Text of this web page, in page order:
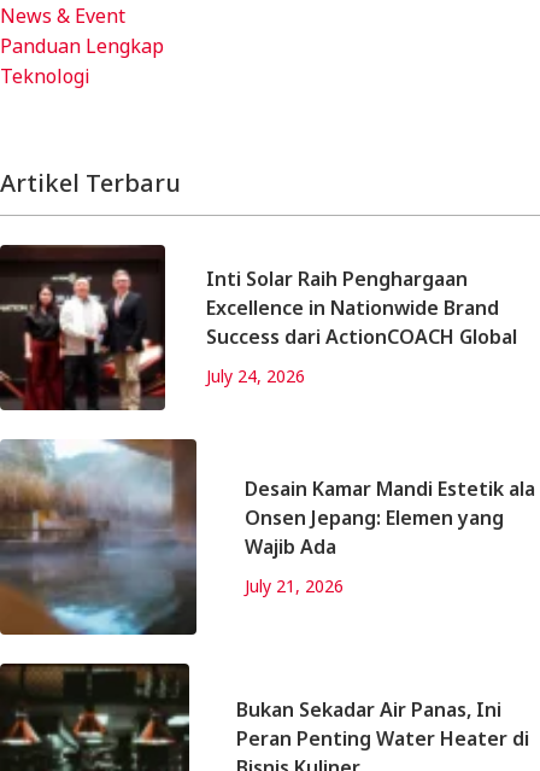
News & Event
Panduan Lengkap
Teknologi
Artikel Terbaru
Inti Solar Raih Penghargaan
Excellence in Nationwide Brand
Success dari ActionCOACH Global
July 24, 2026
Desain Kamar Mandi Estetik ala
Onsen Jepang: Elemen yang
Wajib Ada
July 21, 2026
Bukan Sekadar Air Panas, Ini
Peran Penting Water Heater di